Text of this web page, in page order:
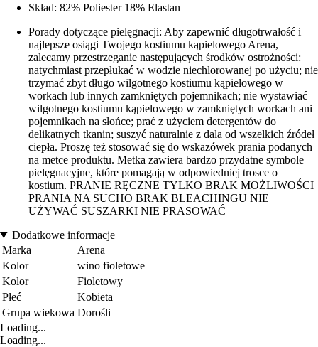
Skład: 82% Poliester 18% Elastan
Porady dotyczące pielęgnacji: Aby zapewnić długotrwałość i
najlepsze osiągi Twojego kostiumu kąpielowego Arena,
zalecamy przestrzeganie następujących środków ostrożności:
natychmiast przepłukać w wodzie niechlorowanej po użyciu; nie
trzymać zbyt długo wilgotnego kostiumu kąpielowego w
workach lub innych zamkniętych pojemnikach; nie wystawiać
wilgotnego kostiumu kąpielowego w zamkniętych workach ani
pojemnikach na słońce; prać z użyciem detergentów do
delikatnych tkanin; suszyć naturalnie z dala od wszelkich źródeł
ciepła. Proszę też stosować się do wskazówek prania podanych
na metce produktu. Metka zawiera bardzo przydatne symbole
pielęgnacyjne, które pomagają w odpowiedniej trosce o
kostium. PRANIE RĘCZNE TYLKO BRAK MOŻLIWOŚCI
PRANIA NA SUCHO BRAK BLEACHINGU NIE
UŻYWAĆ SUSZARKI NIE PRASOWAĆ
Dodatkowe informacje
Marka
Arena
Kolor
wino fioletowe
Kolor
Fioletowy
Płeć
Kobieta
Grupa wiekowa Dorośli
Loading...
Loading...